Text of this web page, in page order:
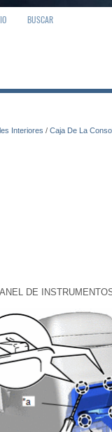
BUSCAR
Interiores / Caja De La
DE